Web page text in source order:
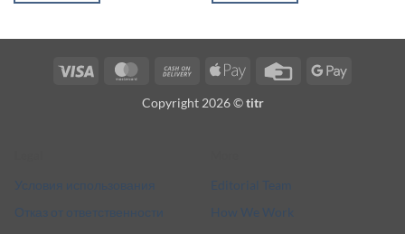
Visa MasterCardCash
Delivery
Apple
Credit
Google
Copyright 2026 ©titr
Условия использования
Отказ от ответственности
Editorial Team
How We Work